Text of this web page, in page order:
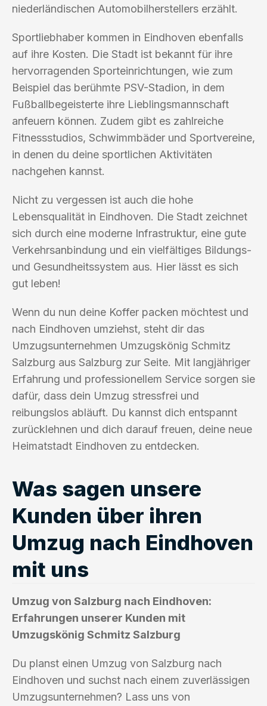
niederländischen Automobilherstellers erzählt.
Sportliebhaber kommen in Eindhoven ebenfalls
auf ihre Kosten. Die Stadt ist bekannt für ihre
hervorragenden Sporteinrichtungen, wie zum
Beispiel das berühmte PSV-Stadion, in dem
Fußballbegeisterte ihre Lieblingsmannschaft
anfeuern können. Zudem gibt es zahlreiche
Fitnessstudios, Schwimmbäder und Sportvereine,
in denen du deine sportlichen Aktivitäten
nachgehen kannst.
Nicht zu vergessen ist auch die hohe
Lebensqualität in Eindhoven. Die Stadt zeichnet
sich durch eine moderne Infrastruktur, eine gute
Verkehrsanbindung und ein vielfältiges Bildungs-
und Gesundheitssystem aus. Hier lässt es sich
gut leben!
Wenn du nun deine Koffer packen möchtest und
nach Eindhoven umziehst, steht dir das
Umzugsunternehmen Umzugskönig Schmitz
Salzburg aus Salzburg zur Seite. Mit langjähriger
Erfahrung und professionellem Service sorgen sie
dafür, dass dein Umzug stressfrei und
reibungslos abläuft. Du kannst dich entspannt
zurücklehnen und dich darauf freuen, deine neue
Heimatstadt Eindhoven zu entdecken.
Was sagen unsere
Kunden über ihren
Umzug nach Eindhoven
mit uns
Umzug von Salzburg nach Eindhoven:
Erfahrungen unserer Kunden mit
Umzugskönig Schmitz Salzburg
Du planst einen Umzug von Salzburg nach
Eindhoven und suchst nach einem zuverlässigen
Umzugsunternehmen? Lass uns von